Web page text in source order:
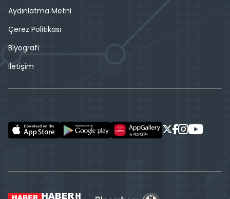
Aydınlatma Metni
Çerez Politikası
Biyografi
İletişim